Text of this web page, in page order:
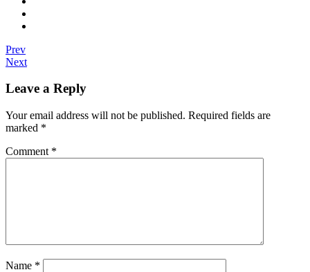
Prev
Next
Leave a Reply
Your email address will not be published. Required fields are
marked *
Comment *
Name *